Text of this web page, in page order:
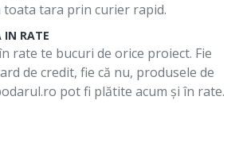
toata tara prin curier rapid.
IN RATE
rate te bucuri de orice proiect. Fie
de credit, fie că nu, produsele de
pot fi plătite acum și în rate.